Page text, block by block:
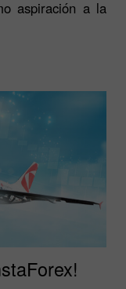
aspiración a la